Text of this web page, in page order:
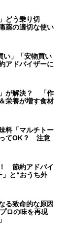
どう乗り切
薬の適切な使い
い」「安物買い
アドバイザーに
が解決？ 「作
栄養が増す食材
料「マルチトー
てOK？ 注意
節約アドバイ
」と“おうち外
る致命的な原因
ロの味を再現